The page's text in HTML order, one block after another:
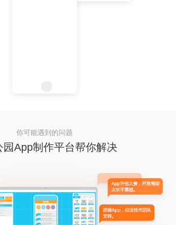
你可能遇到的问题
园App制作平台帮你解决